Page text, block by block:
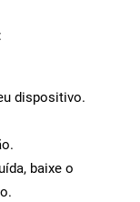
dispositivo.
baixe o